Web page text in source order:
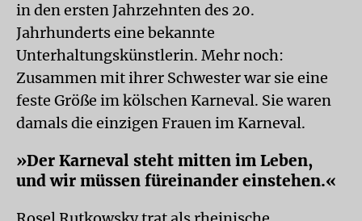
in den ersten Jahrzehnten des 20.
Jahrhunderts eine bekannte
Unterhaltungskünstlerin. Mehr noch:
Zusammen mit ihrer Schwester war sie eine
feste Größe im kölschen Karneval. Sie waren
damals die einzigen Frauen im Karneval.
»Der Karneval steht mitten im Leben,
und wir müssen füreinander einstehen.«